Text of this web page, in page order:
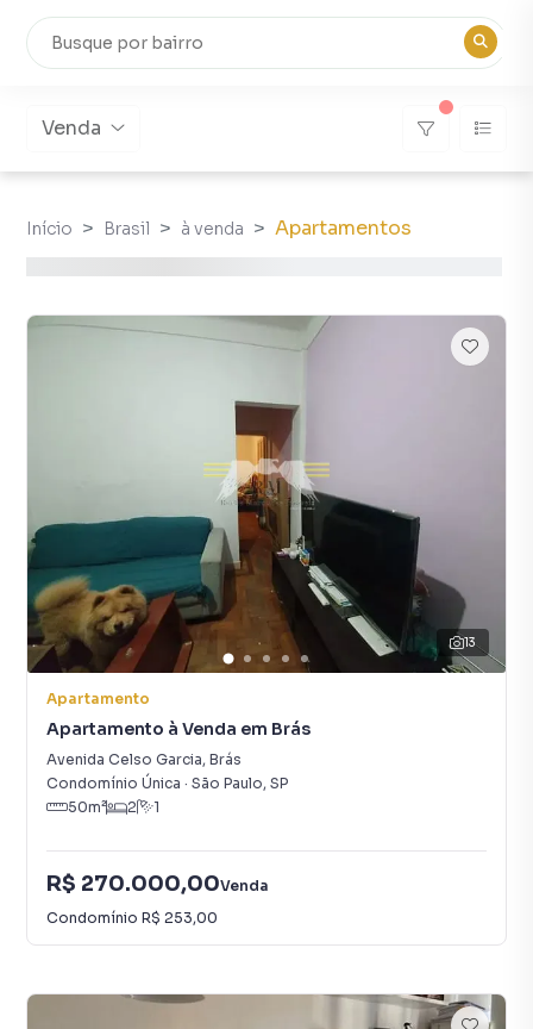
Venda
Início Brasil à venda Apartamentos
13
Apartamento
Apartamento à Venda em Brás
Avenida Celso Garcia, Brás
Condomínio Única · São Paulo, SP
50m² 2 1
R$ 270.000,00Venda
Condomínio R$ 253,00